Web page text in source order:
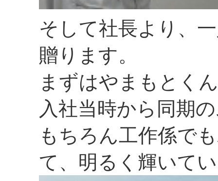
そして社長より、
贈ります。
まずはやまもとく
入社当時から同期
もちろん工作係で
て、明るく輝いて